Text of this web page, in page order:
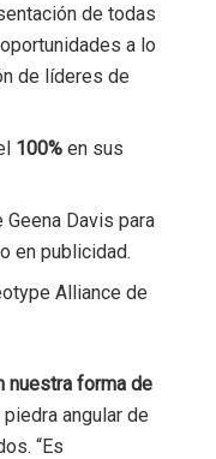
de todas
a lo
de líderes de
100% en sus
Geena Davis para
en publicidad.
Alliance de
nuestra forma de
angular de
“Es